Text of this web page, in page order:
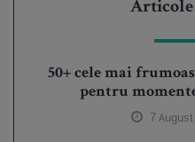
50+ cele mai
pentru
7